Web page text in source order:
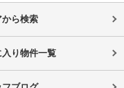
から検索
入り物件一覧